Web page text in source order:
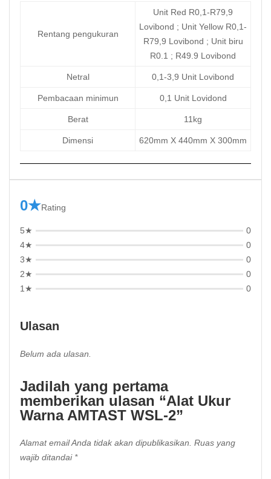
Rentang pengukuran
Unit Red R0,1-R79,9
Lovibond ; Unit Yellow R0,1-
R79,9 Lovibond ; Unit biru
R0.1 ; R49.9 Lovibond
Netral 0,1-3,9 Unit Lovibond
Pembacaan minimun 0,1 Unit Lovidond
Berat 11kg
Dimensi 620mm X 440mm X 300mm
0★Rating
5★
0
4★
0
3★
0
2★
0
1★
0
Ulasan
Belum ada ulasan.
Jadilah yang pertama
memberikan ulasan “Alat Ukur
Warna AMTAST WSL-2”
Alamat email Anda tidak akan dipublikasikan. Ruas yang
wajib ditandai *